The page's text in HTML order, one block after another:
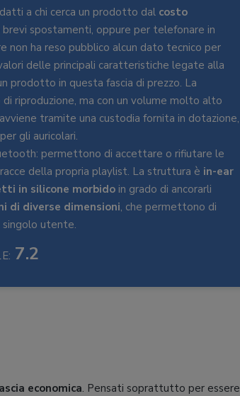
a chi cerca un prodotto dal costo
spostamenti, oppure per telefonare in
non ha reso pubblico alcun dato tecnico per
delle principali caratteristiche legate alla
prodotto in questa fascia di prezzo. La
di riproduzione, ma con un volume molto alto
tramite una custodia fornita in dotazione,
gli auricolari.
permettono di accettare o rifiutare le
della propria playlist. La struttura è in-ear
in silicone morbido in grado di ancorarli
di diverse dimensioni, che permettono di
utente.
7.2
economica. Pensati soprattutto per essere